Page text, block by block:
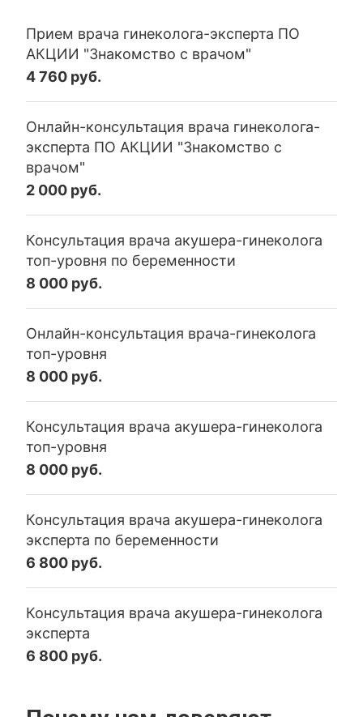
Прием врача гинеколога-эксперта ПО
АКЦИИ "Знакомство с врачом"
4 760 руб.
Онлайн-консультация врача гинеколога-
эксперта ПО АКЦИИ "Знакомство с
врачом"
2 000 руб.
Консультация врача акушера-гинеколога
топ-уровня по беременности
8 000 руб.
Онлайн-консультация врача-гинеколога
топ-уровня
8 000 руб.
Консультация врача акушера-гинеколога
топ-уровня
8 000 руб.
Консультация врача акушера-гинеколога
эксперта по беременности
6 800 руб.
Консультация врача акушера-гинеколога
эксперта
6 800 руб.